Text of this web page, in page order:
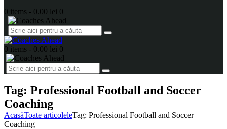
0 items - 0.00 lei 0
0 items - 0.00 lei 0
Tag: Professional Football and Soccer
Coaching
AcasăToate articoleleTag: Professional Football and Soccer
Coaching